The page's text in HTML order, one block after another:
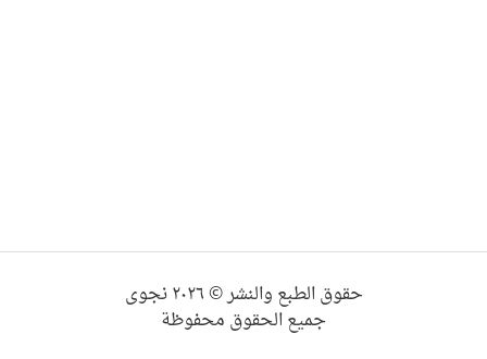
حقوق الطبع والنشر © ٢٠٢٦ نجوى
جميع الحقوق محفوظة